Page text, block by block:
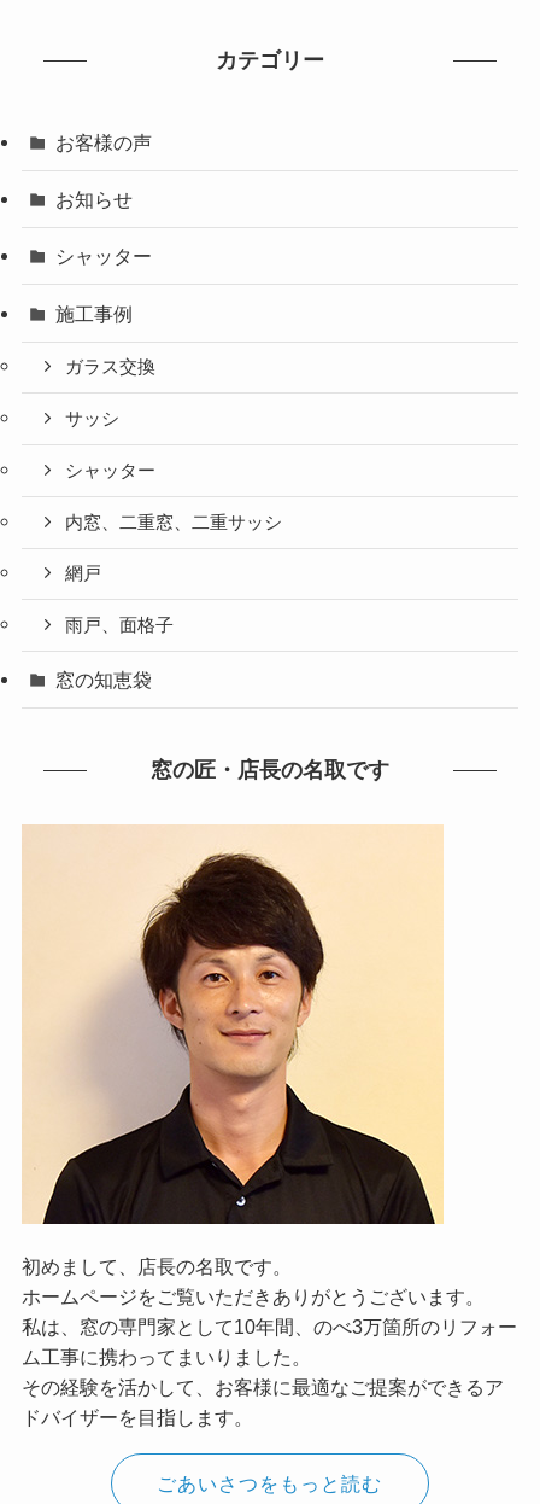
カテゴリー
お客様の声
お知らせ
シャッター
施工事例
ガラス交換
サッシ
シャッター
内窓、二重窓、二重サッシ
網戸
雨戸、面格子
窓の知恵袋
窓の匠・店長の名取です
初めまして、店長の名取です。
ホームページをご覧いただきありがとうございます。
私は、窓の専門家として10年間、のべ3万箇所のリフォー
ム工事に携わってまいりました。
その経験を活かして、お客様に最適なご提案ができるア
ドバイザーを目指します。
ごあいさつをもっと読む